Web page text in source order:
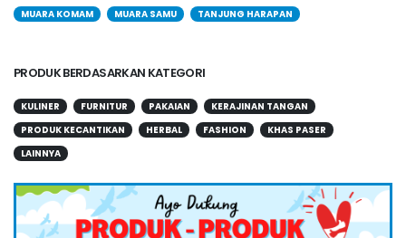
MUARA KOMAM
MUARA SAMU TANJUNG HARAPAN
PRODUK BERDASARKAN KATEGORI
KULINER FURNITUR PAKAIAN
KERAJINAN TANGAN
PRODUK KECANTIKAN
HERBAL FASHION
KHAS PASER
LAINNYA